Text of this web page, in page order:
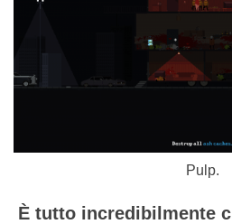
Pulp.
È tutto incredibilmente